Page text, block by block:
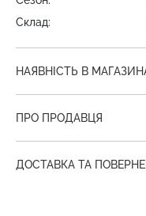
Склад:
НАЯВНІСТЬ В
ПРО ПРОДАВЦЯ
ДОСТАВКА ТА